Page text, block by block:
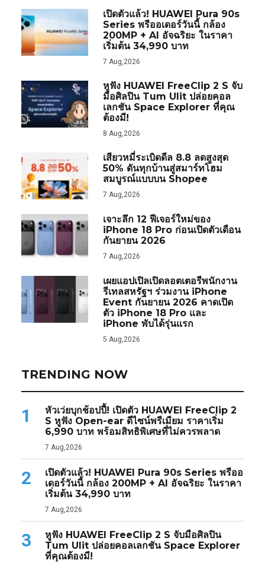
เปิดตัวแล้ว! HUAWEI Pura 90s
Series พรีออเดอร์วันนี้ กล้อง
200MP + AI อัจฉริยะ ในราคา
เริ่มต้น 34,990 บาท
7 Aug,2026
หูฟัง HUAWEI FreeClip 2 S จับ
มือศิลปิน Tum Ulit ปล่อยคอล
เลกชัน Space Explorer ที่คุณ
ต้องมี!
8 Aug,2026
เสียวหมี่ระเบิดดีล 8.8 ลดสูงสุด
50% ดันทุกบ้านสู่สมาร์ทโฮม
สมบูรณ์แบบบน Shopee
7 Aug,2026
เจาะลึก 12 ฟีเจอร์ใหม่ของ
iPhone 18 Pro ก่อนเปิดตัวเดือน
กันยายน 2026
7 Aug,2026
เผยแอปเปิลเปิดลอตเตอรีพนักงาน
รีเทลสหรัฐฯ ร่วมงาน iPhone
Event กันยายน 2026 คาดเปิด
ตัว iPhone 18 Pro และ
iPhone พับได้รุ่นแรก
5 Aug,2026
TRENDING NOW
1
หัวเว่ยบุกช้อปปี้! เปิดตัว HUAWEI FreeClip 2
S หูฟัง Open-ear ดีไซน์พรีเมียม ราคาเริ่ม
6,990 บาท พร้อมสิทธิพิเศษที่ไม่ควรพลาด
7 Aug,2026
2
เปิดตัวแล้ว! HUAWEI Pura 90s Series พรีออ
เดอร์วันนี้ กล้อง 200MP + AI อัจฉริยะ ในราคา
เริ่มต้น 34,990 บาท
7 Aug,2026
3
หูฟัง HUAWEI FreeClip 2 S จับมือศิลปิน
Tum Ulit ปล่อยคอลเลกชัน Space Explorer
ที่คุณต้องมี!